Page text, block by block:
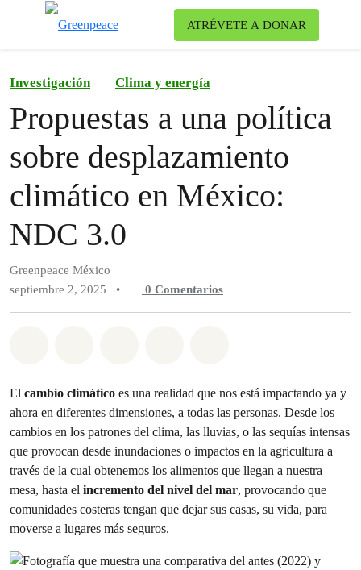
ATRÉVETE A DONAR
Investigación Clima y energía
Propuestas a una política
sobre desplazamiento
climático en México:
NDC 3.0
Greenpeace México
septiembre 2, 2025
• 0 Comentarios
El cambio climático es una realidad que nos está impactando ya y
ahora en diferentes dimensiones, a todas las personas. Desde los
cambios en los patrones del clima, las lluvias, o las sequías intensas
que provocan desde inundaciones o impactos en la agricultura a
través de la cual obtenemos los alimentos que llegan a nuestra
mesa, hasta el incremento del nivel del mar, provocando que
comunidades costeras tengan que dejar sus casas, su vida, para
moverse a lugares más seguros.